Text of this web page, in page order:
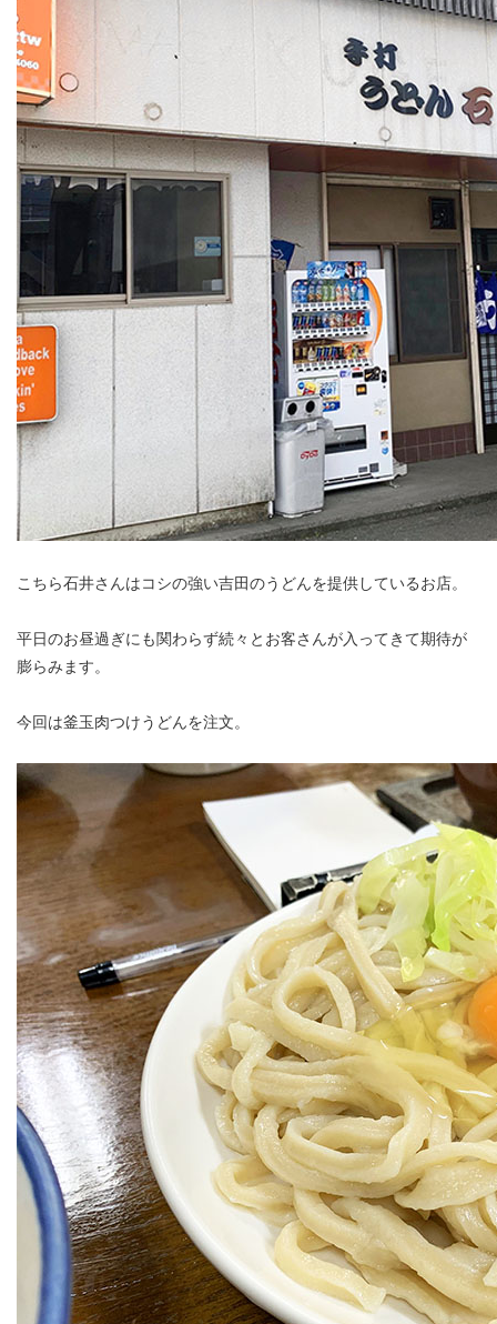
こちら石井さんはコシの強い吉田のうどんを提供しているお店。
平日のお昼過ぎにも関わらず続々とお客さんが入ってきて期待が
膨らみます。
今回は釜玉肉つけうどんを注文。